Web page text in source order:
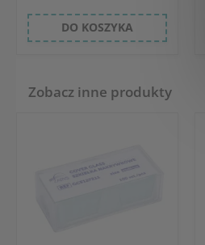
DO KOSZYKA
Zobacz inne produkty